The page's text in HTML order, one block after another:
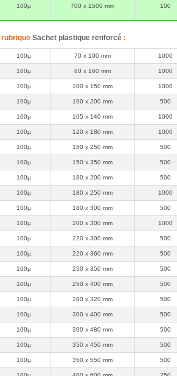
produit.
Une gamme
des marchandises.
100µ 700 x 1500 mm 100
Sachet plastique renforcé :
100µ 70 x 100 mm 1000
100µ 80 x 160 mm 1000
100µ 100 x 150 mm 1000
100µ 100 x 200 mm 500
100µ 105 x 140 mm 1000
100µ 120 x 180 mm 1000
100µ 150 x 250 mm 500
100µ 150 x 350 mm 500
100µ 180 x 200 mm 500
100µ 180 x 250 mm 1000
100µ 180 x 300 mm 500
100µ 200 x 300 mm 1000
100µ 220 x 300 mm 500
100µ 220 x 360 mm 500
100µ 250 x 350 mm 500
100µ 250 x 400 mm 500
100µ 280 x 320 mm 500
100µ 300 x 400 mm 500
100µ 300 x 480 mm 500
100µ 350 x 450 mm 500
100µ 350 x 550 mm 500